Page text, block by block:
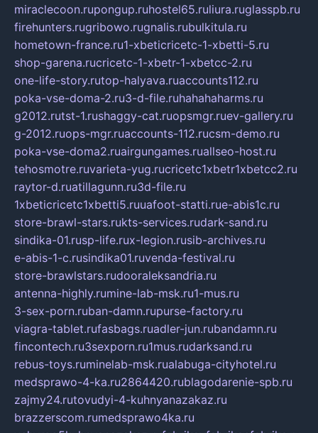
miraclecoon.rupongup.ruhostel65.ruliura.ruglasspb.ru
firehunters.rugribowo.rugnalis.rubulkitula.ru
hometown-france.ru1-xbeticricetc-1-xbetti-5.ru
shop-garena.rucricetc-1-xbetr-1-xbetcc-2.ru
one-life-story.rutop-halyava.ruaccounts112.ru
poka-vse-doma-2.ru3-d-file.ruhahahaharms.ru
g2012.rutst-1.rushaggy-cat.ruopsmgr.ruev-gallery.ru
g-2012.ruops-mgr.ruaccounts-112.rucsm-demo.ru
poka-vse-doma2.ruairgungames.ruallseo-host.ru
tehosmotre.ruvarieta-yug.rucricetc1xbetr1xbetcc2.ru
raytor-d.ruatillagunn.ru3d-file.ru
1xbeticricetc1xbetti5.ruuafoot-statti.rue-abis1c.ru
store-brawl-stars.rukts-services.rudark-sand.ru
sindika-01.rusp-life.rux-legion.rusib-archives.ru
e-abis-1-c.rusindika01.ruvenda-festival.ru
store-brawlstars.rudooraleksandria.ru
antenna-highly.rumine-lab-msk.ru1-mus.ru
3-sex-porn.ruban-damn.rupurse-factory.ru
viagra-tablet.rufasbags.ruadler-jun.rubandamn.ru
fincontech.ru3sexporn.ru1mus.rudarksand.ru
rebus-toys.ruminelab-msk.rualabuga-cityhotel.ru
medsprawo-4-ka.ru2864420.rublagodarenie-spb.ru
zajmy24.rutovudyi-4-kuhnyanazakaz.ru
brazzerscom.rumedsprawo4ka.ru